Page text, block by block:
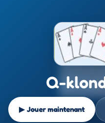
Q-
▶ Jouer maintenant